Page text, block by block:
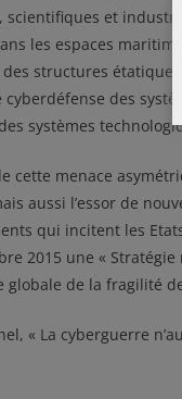
scientifiques et
les espaces
des structures
des
systèmes
cette menace
aussi l’essor de
qui incitent les
2015 une «
globale de la fragilité
« La cyberguerre